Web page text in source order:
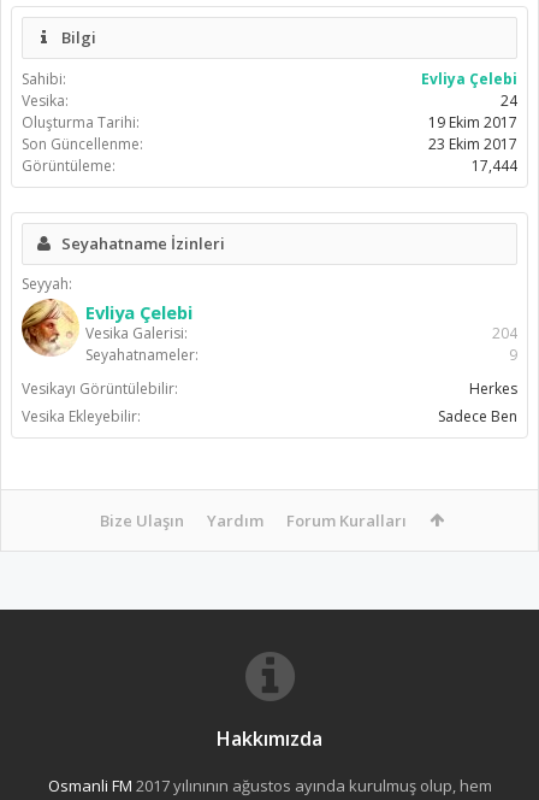
Bilgi
Sahibi:
Evliya Çelebi
Vesika:
24
Oluşturma Tarihi:
19 Ekim 2017
Son Güncellenme:
23 Ekim 2017
Görüntüleme:
17,444
Seyahatname İzinleri
Seyyah:
Evliya Çelebi
Vesika Galerisi:
204
Seyahatnameler:
9
Vesikayı Görüntülebilir:
Herkes
Vesika Ekleyebilir:
Sadece Ben
Bize Ulaşın Yardım Forum Kuralları
Hakkımızda
Osmanli FM 2017 yılınının ağustos ayında kurulmuş olup, hem